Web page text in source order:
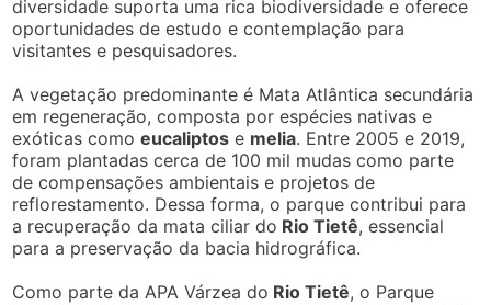
diversidade suporta uma rica biodiversidade e oferece
oportunidades de estudo e contemplação para
visitantes e pesquisadores.
A vegetação predominante é Mata Atlântica secundária
em regeneração, composta por espécies nativas e
exóticas comoeucaliptos e melia. Entre 2005 e 2019,
foram plantadas cerca de 100 mil mudas como parte
de compensações ambientais e projetos de
reflorestamento. Dessa forma, o parque contribui para
a recuperação da mata ciliar do Rio Tietê, essencial
para a preservação da bacia hidrográfica.
Como parte da APA Várzea do Rio Tietê, o Parque